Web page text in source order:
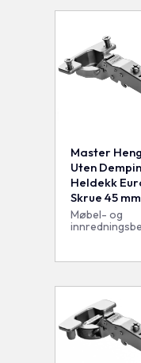
Master
Uten
Heldekk
Skrue 45 mm
Møbel- og